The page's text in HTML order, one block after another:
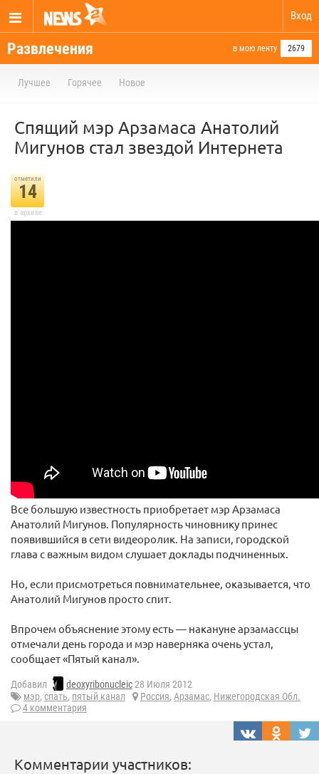
Вход
Развлечения в мою ленту 2679
Лучшее Горячее Новое
Спящий мэр Арзамаса Анатолий
Мигунов стал звездой Интернета
отметили
14
в архиве
Все большую известность приобретает мэр Арзамаса
Анатолий Мигунов. Популярность чиновнику принес
появившийся в сети видеоролик. На записи, городской
глава с важным видом слушает доклады подчиненных.
Но, если присмотреться повнимательнее, оказывается, что
Анатолий Мигунов просто спит.
Впрочем объяснение этому есть — накануне арзамассцы
отмечали день города и мэр наверняка очень устал,
сообщает «Пятый канал».
Добавил deoxyribonucleic28 Июля 2012
мэр, спать, пятый канал Россия, Арзамас, Нижегородская Обл.
4 комментария
Комментарии участников: